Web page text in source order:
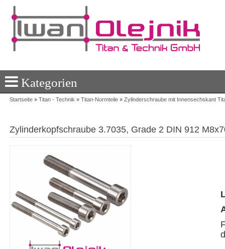
Kategorien
Startseite »Titan - Technik »Titan-Normteile »Zylinderschraube mit Innensechskant
Zylinderkopfschraube 3.7035, Grade 2 DIN 912